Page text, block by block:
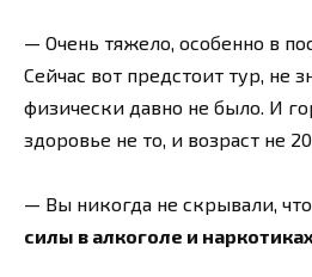
— Очень тяжело, особенно в
Сейчас вот предстоит тур, не
физически давно не было. И
здоровье не то, и возраст не
— Вы никогда не скрывали,
силы в алкоголе и